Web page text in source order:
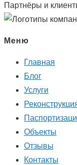
Партнёры и
Меню
Главная
Блог
Услуги
Объекты
Отзывы
Контакты